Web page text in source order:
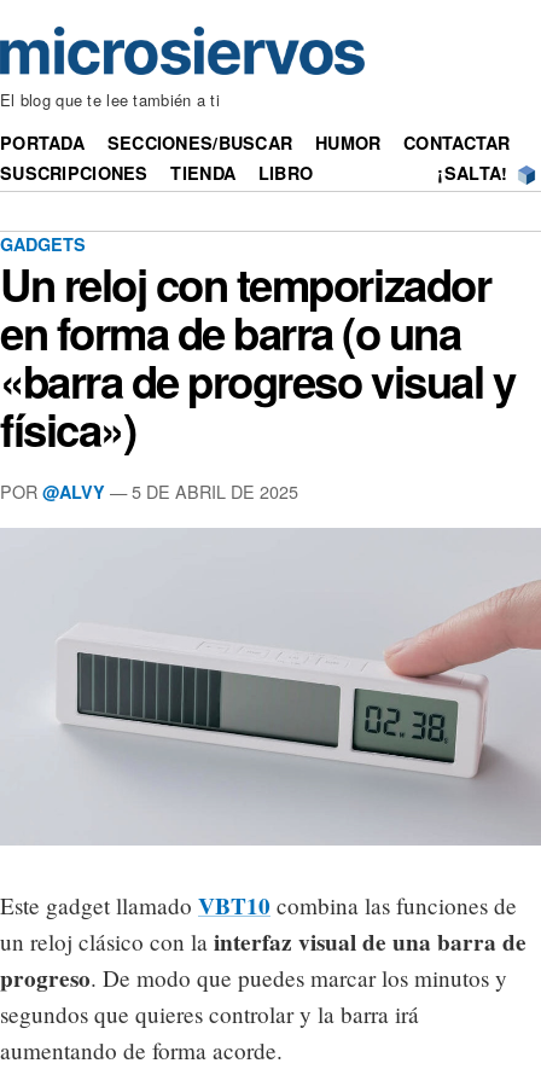
El blog que te lee también a ti
PORTADA SECCIONES/BUSCAR HUMOR
CONTACTAR
SUSCRIPCIONES
TIENDA LIBRO ¡SALTA!
GADGETS
Un reloj con temporizador
en forma de barra (o una
«barra de progreso visual y
física»)
POR @ALVY — 5 DE ABRIL DE 2025
Este gadget llamado VBT10 combina las funciones de
un reloj clásico con la interfaz visual de una barra de
progreso. De modo que puedes marcar los minutos y
segundos que quieres controlar y la barra irá
aumentando de forma acorde.